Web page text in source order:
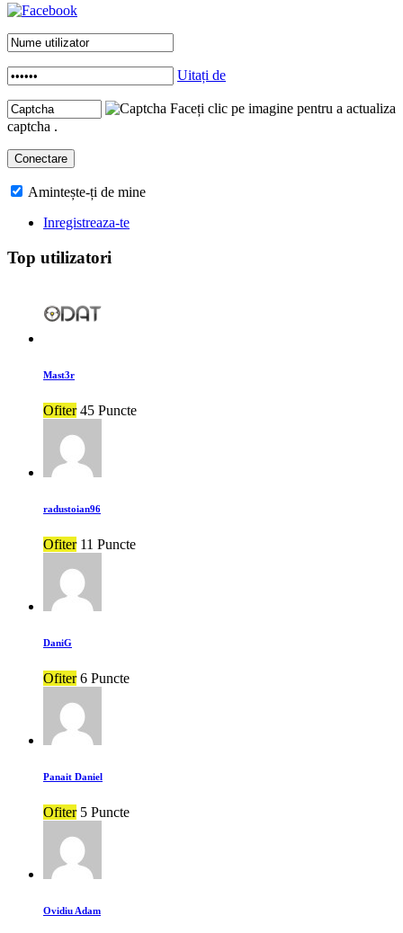
Uitați de
Faceți clic pe imagine pentru a actualiza
captcha .
Amintește-ți de mine
Inregistreaza-te
Top utilizatori
Mast3r
Ofiter 45 Puncte
radustoian96
Ofiter 11 Puncte
DaniG
Ofiter 6 Puncte
Panait Daniel
Ofiter 5 Puncte
Ovidiu Adam